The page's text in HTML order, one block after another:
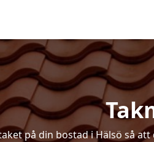
på din bostad i Hälsö så